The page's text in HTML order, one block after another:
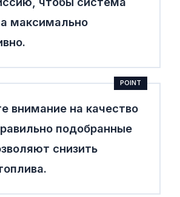
максимально
внимание на качество
подобранные
снизить